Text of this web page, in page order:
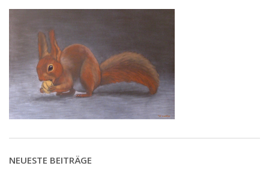
NEUESTE BEITRÄGE